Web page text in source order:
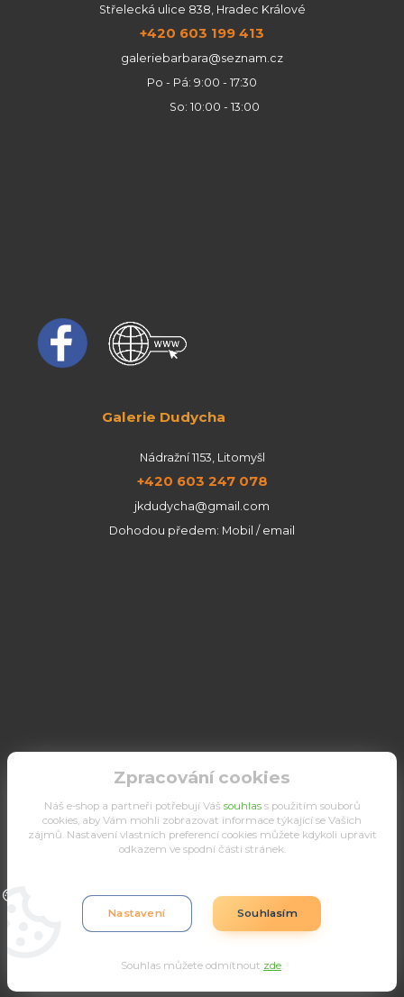
Střelecká ulice 838, Hradec Králové
+420 603 199 413
galeriebarbara@seznam.cz
Po - Pá: 9:00 - 17:30
So: 10:00 - 13:00
Galerie Dudycha
Nádražní 1153, Litomyšl
+420 603 247 078
jkdudycha@gmail.com
Dohodou předem: Mobil / email
Upravit sběr cookies.
Eshop-rychle.cz
Zpracování cookies
Náš e-shop a partneři potřebují Váš souhlass použitím souborů
cookies, aby Vám mohli zobrazovat informace týkající se Vašich
zájmů. Nastavení vlastních preferencí cookies můžete kdykoli upravit
odkazem ve spodní části stránek.
Nastavení Souhlasím
Souhlas můžete odmítnout zde.